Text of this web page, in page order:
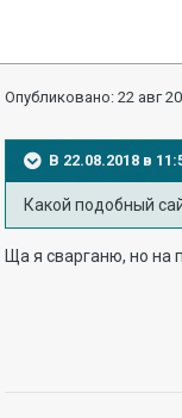
Опубликовано:22 авг
В 22.08.2018 в
Какой подобный
Ща я сварганю, но